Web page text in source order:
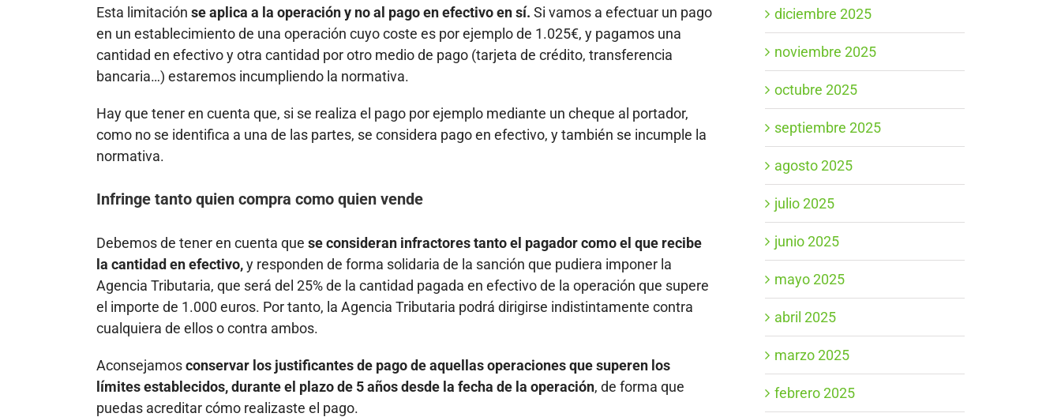
Esta limitación se aplica a la operación y no al pago en efectivo en sí. Si vamos a efectuar un pago
en un establecimiento de una operación cuyo coste es por ejemplo de 1.025€, y pagamos una
cantidad en efectivo y otra cantidad por otro medio de pago (tarjeta de crédito, transferencia
bancaria…) estaremos incumpliendo la normativa.
Hay que tener en cuenta que, si se realiza el pago por ejemplo mediante un cheque al portador,
como no se identifica a una de las partes, se considera pago en efectivo, y también se incumple la
normativa.
Infringe tanto quien compra como quien vende
Debemos de tener en cuenta que se consideran infractores tanto el pagador como el que recibe
la cantidad en efectivo,y responden de forma solidaria de la sanción que pudiera imponer la
Agencia Tributaria, que será del 25% de la cantidad pagada en efectivo de la operación que supere
el importe de 1.000 euros. Por tanto, la Agencia Tributaria podrá dirigirse indistintamente contra
cualquiera de ellos o contra ambos.
Aconsejamosconservar los justificantes de pago de aquellas operaciones que superen los
límites establecidos, durante el plazo de 5 años desde la fecha de la operación, de forma que
puedas acreditar cómo realizaste el pago.
diciembre 2025
noviembre 2025
octubre 2025
septiembre 2025
agosto 2025
julio 2025
junio 2025
mayo 2025
abril 2025
marzo 2025
febrero 2025